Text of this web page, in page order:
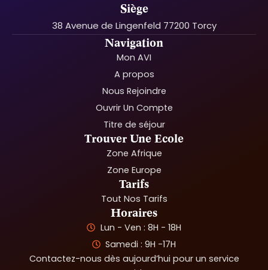
Siège
38 Avenue de Lingenfeld 77200 Torcy
Navigation
Mon AVI
A propos
Nous Rejoindre
Ouvrir Un Compte
Titre de séjour
Trouver Une Ecole
Zone Afrique
Zone Europe
Tarifs
Tout Nos Tarifs
Horaires
Lun - Ven : 8H - 18H
Samedi : 9H -17H
Contactez-nous dès aujourd’hui pour un service